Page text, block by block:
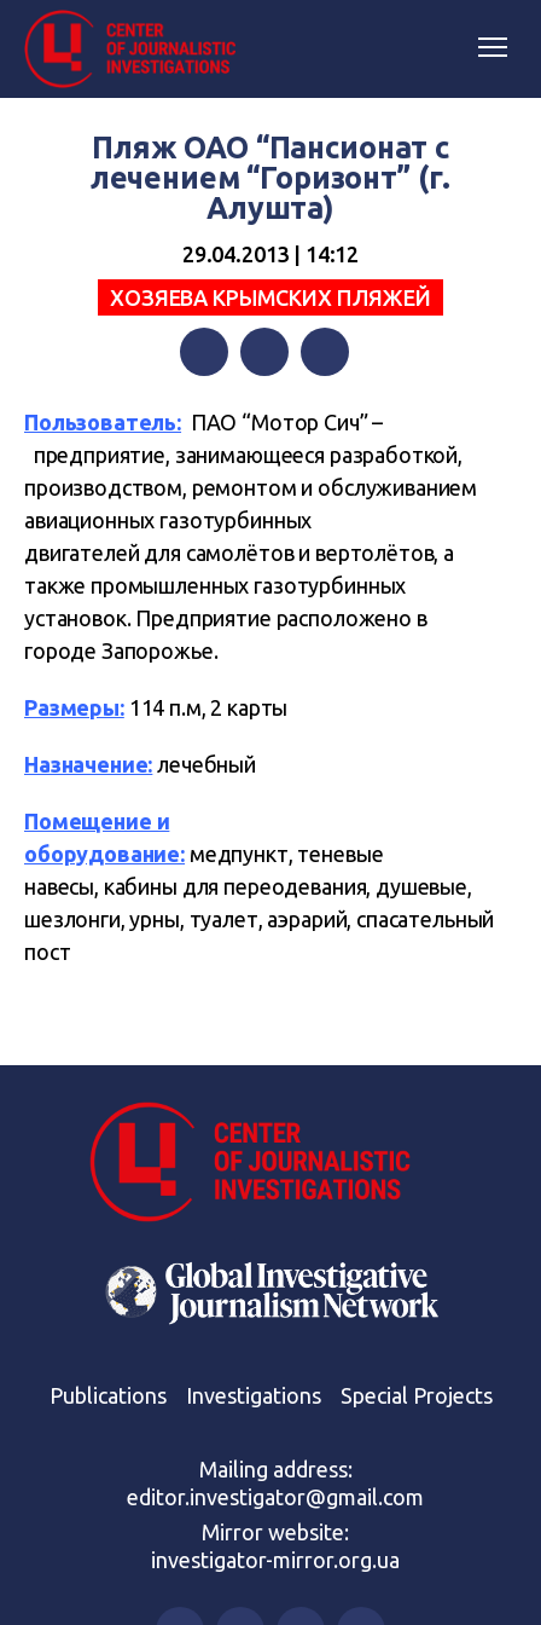
Пляж ОАО “Пансионат с
лечением “Горизонт” (г.
Алушта)
29.04.2013 | 14:12
ХОЗЯЕВА КРЫМСКИХ ПЛЯЖЕЙ
Пользователь: ПАО “Мотор Сич” –
предприятие, занимающееся разработкой,
производством, ремонтом и обслуживанием
авиационных газотурбинных
двигателей для самолётов и вертолётов, а
также промышленных газотурбинных
установок. Предприятие расположено в
городе Запорожье.
Размеры:114 п.м, 2 карты
Назначение: лечебный
Помещение и
оборудование: медпункт, теневые
навесы, кабины для переодевания, душевые,
шезлонги, урны, туалет, аэрарий, спасательный
пост
Publications Investigations Special Projects
Mailing address:
editor.investigator@gmail.com
Mirror website:
investigator-mirror.org.ua